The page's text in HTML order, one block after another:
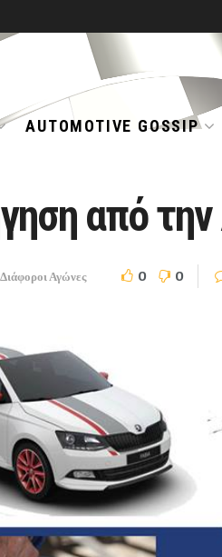
AUTOMOTIVE GOSSIP
από
Διάφοροι Αγώνες 0 0